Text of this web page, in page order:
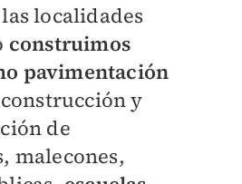
localidades
construimos
pavimentación
y
de
malecones,